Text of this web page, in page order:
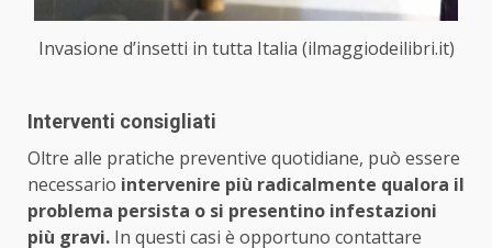
Invasione d’insetti in tutta Italia (ilmaggiodeilibri.it)
Interventi consigliati
Oltre alle pratiche preventive quotidiane, può essere
necessario intervenire più radicalmente qualora il
problema persista o si presentino infestazioni
più gravi. In questi casi è opportuno contattare